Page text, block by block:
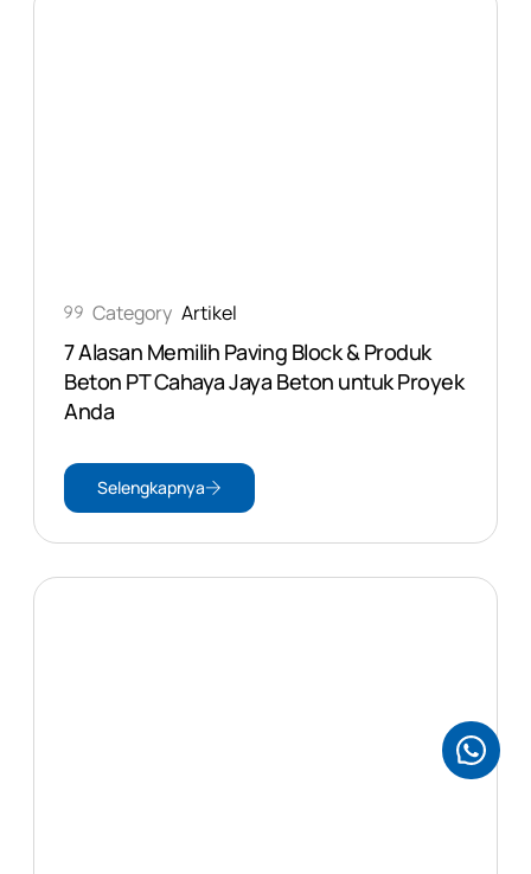
Category Artikel
7 Alasan Memilih Paving Block & Produk
Beton PT Cahaya Jaya Beton untuk Proyek
Anda
Selengkapnya